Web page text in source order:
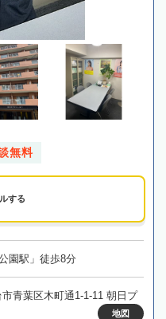
無料
する
園駅」徒歩8分
青葉区木町通1-1-11 朝日プ
地図